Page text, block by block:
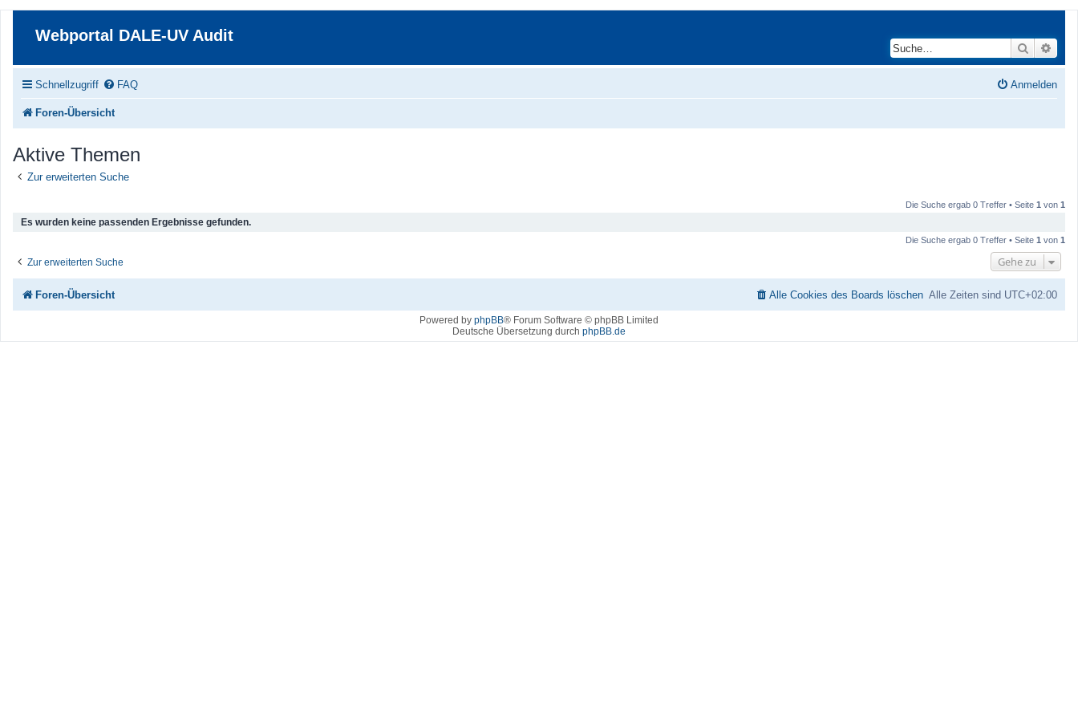
Webportal DALE-UV Audit
Suche
Schnellzugriff FAQ Anmelden
Foren-Übersicht
Aktive Themen
Zur erweiterten Suche
Die Suche ergab 0 Treffer • Seite 1 von 1
Es wurden keine passenden Ergebnisse gefunden.
Die Suche ergab 0 Treffer • Seite 1 von 1
Zur erweiterten Suche Gehe zu
Foren-Übersicht Alle Zeiten sind UTC+02:00
Alle Cookies des Boards löschen
Powered by phpBB® Forum Software © phpBB Limited
Deutsche Übersetzung durch phpBB.de